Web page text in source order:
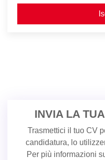
INVIA LA
Trasmettici il tuo CV
candidatura, lo
Per più informazioni